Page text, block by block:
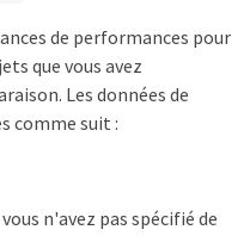
de performances pour
que vous avez
Les données de
comme suit :
n'avez pas spécifié de